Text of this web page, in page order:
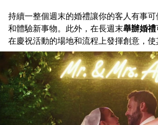
持續一整個週末的婚禮讓你的客人有事
和體驗新事物。此外，在長週末舉辦婚禮
在慶祝活動的場地和流程上發揮創意，使